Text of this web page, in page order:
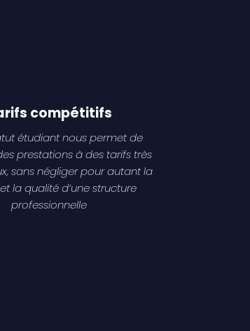
compétitifs
étudiant nous permet de
prestations à des tarifs très
sans négliger pour autant la
la qualité d’une structure
professionnelle